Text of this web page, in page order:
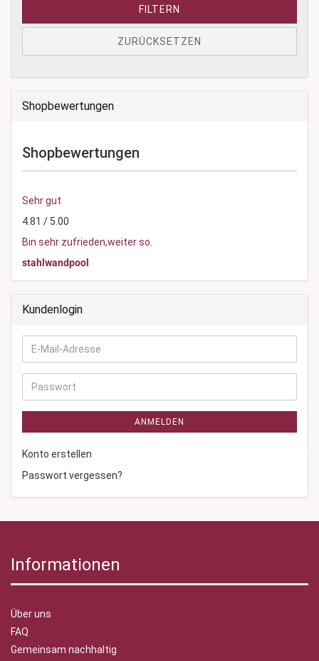
FILTERN
ZURÜCKSETZEN
Shopbewertungen
Shopbewertungen
Sehr gut
4.81 / 5.00
Bin sehr zufrieden,weiter so.
stahlwandpool
Kundenlogin
E-
Mail-
Adresse
Passwort
ANMELDEN
Konto erstellen
Passwort vergessen?
Informationen
Über uns
FAQ
Gemeinsam nachhaltig